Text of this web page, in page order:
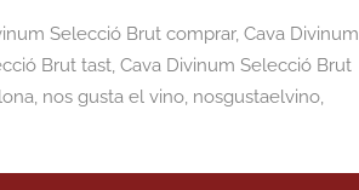
Selecció Brut comprar, Cava Divinum
Brut tast Cava Divinum Selecció Brut
nos gusta el vino nosgustaelvino